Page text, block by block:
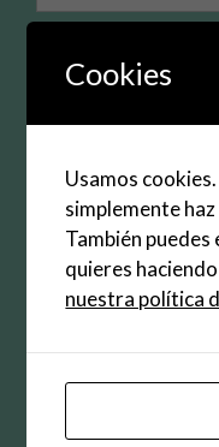
electrónico
Guarda mi
este navegador
comente.
Cookies
Usamos
simplemente
También
quieres
nuestra política